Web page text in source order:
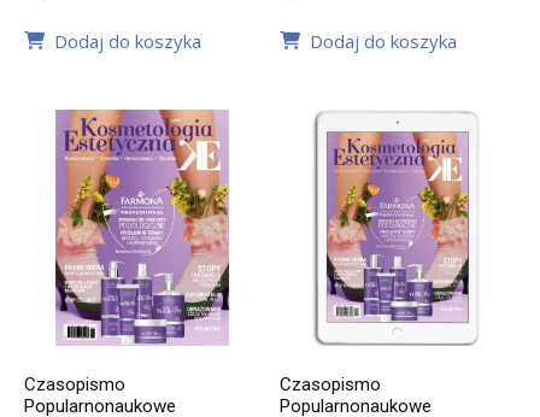
Dodaj do koszyka Dodaj do koszyka
Czasopismo
Popularnonaukowe
Czasopismo
Popularnonaukowe